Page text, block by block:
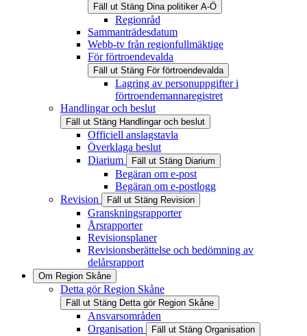
Fäll ut Stäng Dina politiker A-Ö
Regionråd
Sammanträdesdatum
Webb-tv från regionfullmäktige
För förtroendevalda
Fäll ut Stäng För förtroendevalda
Lagring av personuppgifter i
förtroendemannaregistret
Handlingar och beslut
Fäll ut Stäng Handlingar och beslut
Officiell anslagstavla
Överklaga beslut
Diarium
Fäll ut Stäng Diarium
Begäran om e-post
Begäran om e-postlogg
Revision
Fäll ut Stäng Revision
Granskningsrapporter
Årsrapporter
Revisionsplaner
Revisionsberättelse och bedömning av
delårsrapport
Om Region Skåne
Detta gör Region Skåne
Fäll ut Stäng Detta gör Region Skåne
Ansvarsområden
Organisation
Fäll ut Stäng Organisation